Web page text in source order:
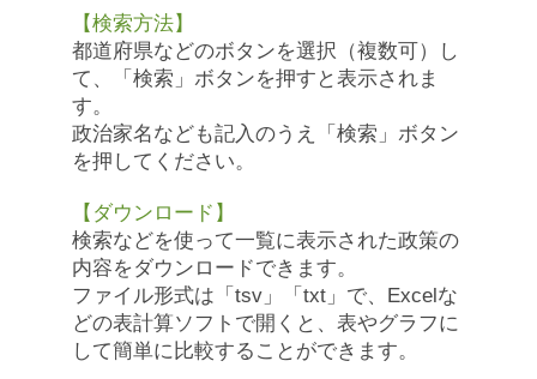
【検索方法】
都道府県などのボタンを選択（複数可）し
て、「検索」ボタンを押すと表示されま
す。
政治家名なども記入のうえ「検索」ボタン
を押してください。
【ダウンロード】
検索などを使って一覧に表示された政策の
内容をダウンロードできます。
ファイル形式は「tsv」「txt」で、Excelな
どの表計算ソフトで開くと、表やグラフに
して簡単に比較することができます。